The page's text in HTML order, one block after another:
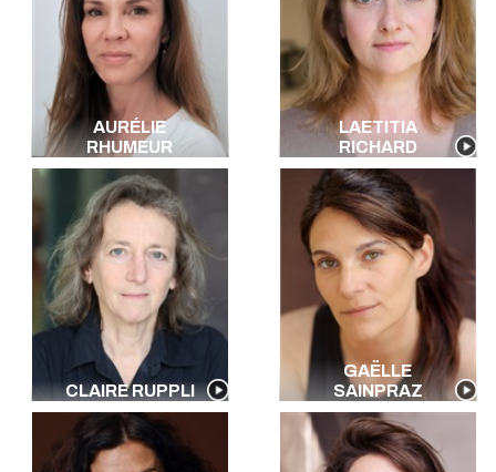
AURÉLIE
RHUMEUR
LAETITIA
RICHARD
CLAIRE RUPPLI
GAËLLE
SAINPRAZ